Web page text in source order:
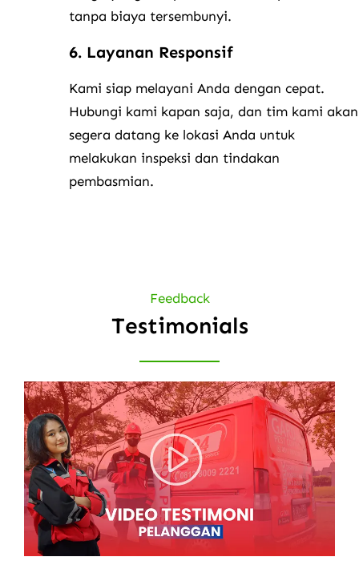
tanpa biaya tersembunyi.
6. Layanan Responsif
Kami siap melayani Anda dengan cepat.
Hubungi kami kapan saja, dan tim kami akan
segera datang ke lokasi Anda untuk
melakukan inspeksi dan tindakan
pembasmian.
Feedback
Testimonials